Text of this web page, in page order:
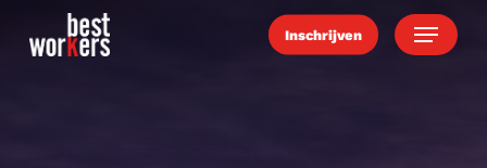
Inschrijven Menu